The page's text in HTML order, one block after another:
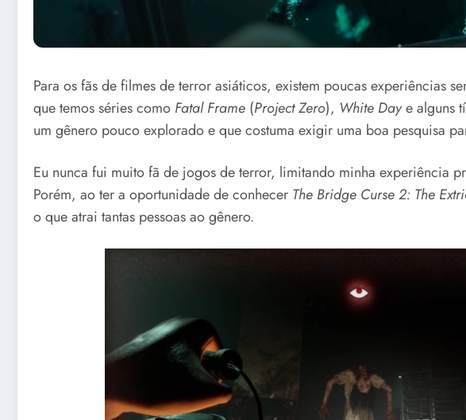
Para os fãs de filmes de terror asiáticos, existem poucas experiências
que temos séries como Fatal Frame (Project Zero), White Daye alguns
um gênero pouco explorado e que costuma exigir uma boa pesquisa
Eu nunca fui muito fã de jogos de terror, limitando minha experiência
Porém, ao ter a oportunidade de conhecer The Bridge Curse 2: The
o que atrai tantas pessoas ao gênero.